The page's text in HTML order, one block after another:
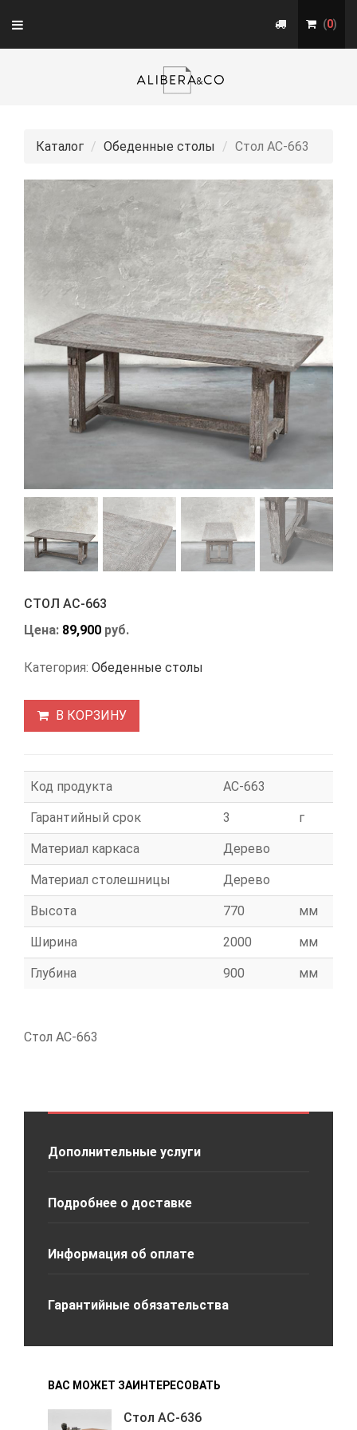
Toggle
navigation
(0)
Каталог Обеденные столы Стол АС-663
СТОЛ АС-663
Цена: 89,900 руб.
Категория: Обеденные столы
В КОРЗИНУ
Код продукта АС-663
Гарантийный срок 3 г
Материал каркаса Дерево
Материал столешницы Дерево
Высота 770 мм
Ширина 2000 мм
Глубина 900 мм
Стол АС-663
Дополнительные услуги
Подробнее о доставке
Информация об оплате
Гарантийные обязательства
ВАС МОЖЕТ ЗАИНТЕРЕСОВАТЬ
Стол АС-636